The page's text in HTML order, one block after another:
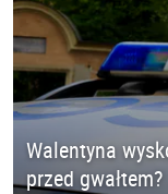
Walentyna
przed gwałtem?